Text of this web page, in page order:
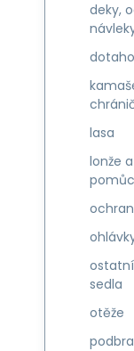
deky,
lasa
lonže
sedla
otěže